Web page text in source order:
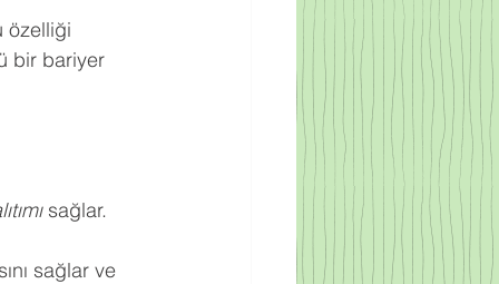
özelliği
bir bariyer
sağlar.
sağlar ve